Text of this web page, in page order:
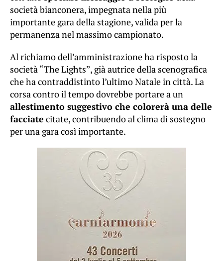
società bianconera, impegnata nella più
importante gara della stagione, valida per la
permanenza nel massimo campionato.
Al richiamo dell’amministrazione ha risposto la
società “The Lights”, già autrice della scenografica
che ha contraddistinto l’ultimo Natale in città. La
corsa contro il tempo dovrebbe portare a un
allestimento suggestivo che colorerà una delle
facciate citate, contribuendo al clima di sostegno
per una gara così importante.